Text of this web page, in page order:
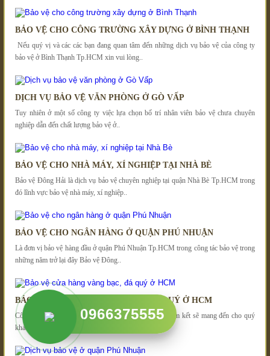
BẢO VỆ CHO CÔNG TRƯỜNG XÂY DỰNG Ở BÌNH THẠNH
Nếu quý vị và các các bạn đang quan tâm đến những dịch vụ bảo vệ của công ty
bảo vệ ở Bình Thạnh Tp.HCM xin vui lòng..
DỊCH VỤ BẢO VỆ VĂN PHÒNG Ở GÒ VẤP
Tuy nhiên ở một số công ty việc lựa chọn bố trí nhân viên bảo vệ chưa chuyên
nghiệp dẫn đến chất lượng bảo vệ ở..
BẢO VỆ CHO NHÀ MÁY, XÍ NGHIỆP TẠI NHÀ BÈ
Bảo vệ Đông Hải là dịch vụ bảo vệ chuyên nghiệp tại quận Nhà Bè Tp.HCM trong
đó lĩnh vực bảo vệ nhà máy, xí nghiệp..
BẢO VỆ CHO NGÂN HÀNG Ở QUẬN PHÚ NHUẬN
Là đơn vị bảo vệ hàng đầu ở quận Phú Nhuận Tp.HCM trong công tác bảo vệ trong
những năm trở lại đây Bảo vệ Đông..
BẢO VỆ CỬA HÀNG VÀNG BẠC, ĐÁ QUÝ Ở HCM
Công ty bảo vệ cửa hàng vàng bạc, đá quý ở HCM cam kết sẽ mang đến cho quý
khách hàng đội ngũ nhân viên chuyên nghiệp..
0966375555